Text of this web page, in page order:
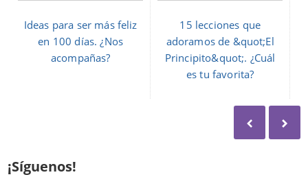
Ideas para ser más feliz
en 100 días. ¿Nos
acompañas?
15 lecciones que
adoramos de &quot;El
Principito&quot;. ¿Cuál
es tu favorita?
¡Síguenos!